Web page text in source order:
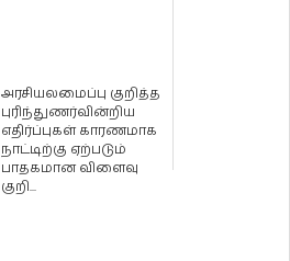
அரசியலமைப்பு குறித்த
புரிந்துணர்வின்றிய
எதிர்ப்புகள் காரணமாக
நாட்டிற்கு ஏற்படும்
பாதகமான விளைவு
குறி...